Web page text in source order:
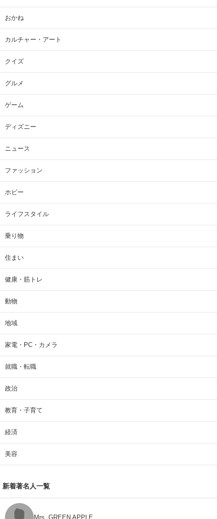
おかね
カルチャー・アート
クイズ
グルメ
ゲーム
ディズニー
ニュース
ファッション
ホビー
ライフスタイル
乗り物
住まい
健康・筋トレ
動物
地域
家電・PC・カメラ
就職・転職
政治
教育・子育て
経済
美容
新着著名人一覧
Mrs. GREEN APPLE